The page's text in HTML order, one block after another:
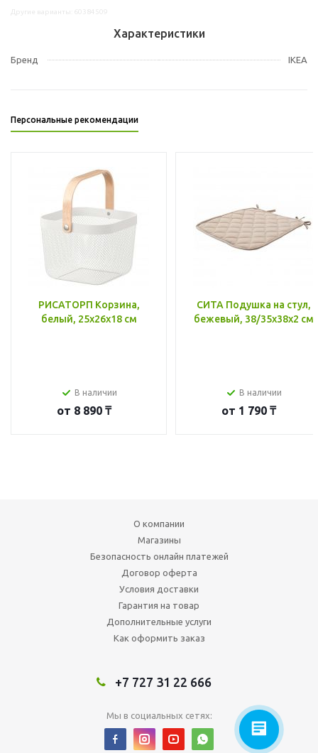
Характеристики
Бренд IKEA
Персональные рекомендации
РИСАТОРП Корзина,
белый, 25x26x18 см
В наличии
от 8 890 ₸
СИТА Подушка на стул,
бежевый, 38/35x38x2 см
В наличии
от 1 790 ₸
О компании
Магазины
Безопасность онлайн платежей
Договор оферта
Условия доставки
Гарантия на товар
Дополнительные услуги
Как оформить заказ
+7 727 31 22 666
Мы в социальных сетях: